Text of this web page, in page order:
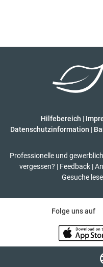
Hilfebereich |
Datenschutzinformation |
Professionelle und
vergessen? | Feedback |
Gesuche
Folge uns auf